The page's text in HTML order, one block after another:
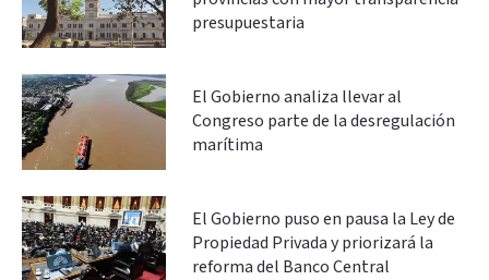
presupuestaria
El Gobierno analiza llevar al
Congreso parte de la desregulación
marítima
El Gobierno puso en pausa la Ley de
Propiedad Privada y priorizará la
reforma del Banco Central